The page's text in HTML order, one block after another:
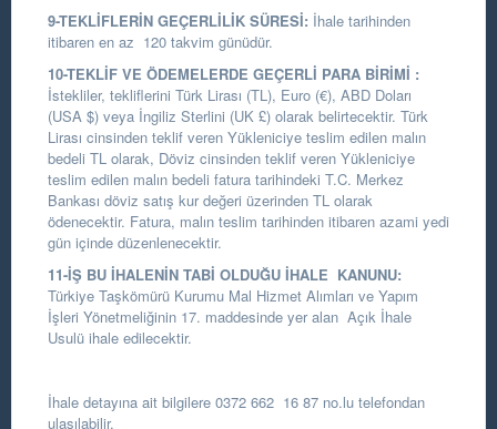
9-TEKLİFLERİN GEÇERLİLİK SÜRESİ: İhale tarihinden
itibaren en az 120 takvim günüdür.
10-TEKLİF VE ÖDEMELERDE GEÇERLİ PARA BİRİMİ :
İstekliler, tekliflerini Türk Lirası (TL), Euro (€), ABD Doları
(USA $) veya İngiliz Sterlini (UK £) olarak belirtecektir. Türk
Lirası cinsinden teklif veren Yükleniciye teslim edilen malın
bedeli TL olarak, Döviz cinsinden teklif veren Yükleniciye
teslim edilen malın bedeli fatura tarihindeki T.C. Merkez
Bankası döviz satış kur değeri üzerinden TL olarak
ödenecektir. Fatura, malın teslim tarihinden itibaren azami yedi
gün içinde düzenlenecektir.
11-İŞ BU İHALENİN TABİ OLDUĞU İHALE KANUNU:
Türkiye Taşkömürü Kurumu Mal Hizmet Alımları ve Yapım
İşleri Yönetmeliğinin 17. maddesinde yer alan Açık İhale
Usulü ihale edilecektir.
İhale detayına ait bilgilere 0372 662 16 87 no.lu telefondan
ulaşılabilir.